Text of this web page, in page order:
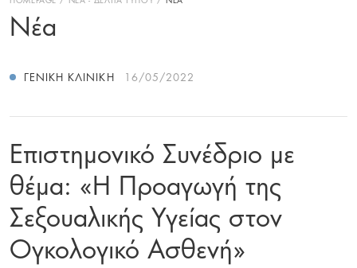
Νέα
ΓΕΝΙΚΉ ΚΛΙΝΙΚΉ 16/05/2022
Επιστημονικό Συνέδριο με
θέμα: «Η Προαγωγή της
Σεξουαλικής Υγείας στον
Ογκολογικό Ασθενή»